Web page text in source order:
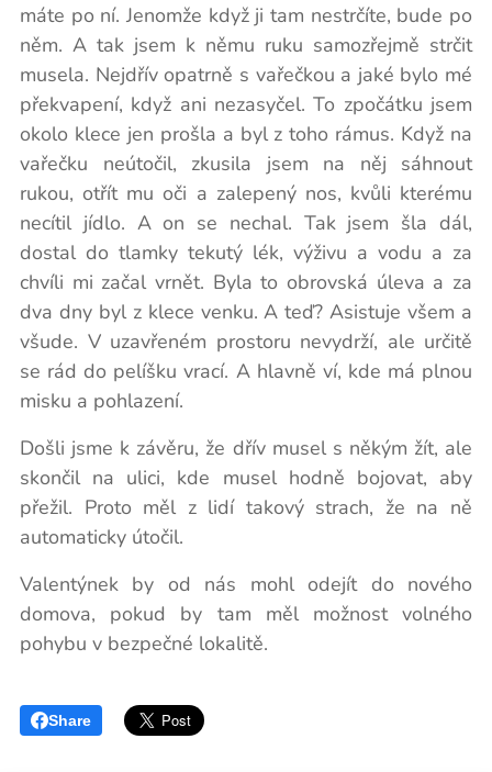
máte po ní. Jenomže když ji tam nestrčíte, bude po
něm. A tak jsem k němu ruku samozřejmě strčit
musela. Nejdřív opatrně s vařečkou a jaké bylo mé
překvapení, když ani nezasyčel. To zpočátku jsem
okolo klece jen prošla a byl z toho rámus. Když na
vařečku neútočil, zkusila jsem na něj sáhnout
rukou, otřít mu oči a zalepený nos, kvůli kterému
necítil jídlo. A on se nechal. Tak jsem šla dál,
dostal do tlamky tekutý lék, výživu a vodu a za
chvíli mi začal vrnět. Byla to obrovská úleva a za
dva dny byl z klece venku. A teď? Asistuje všem a
všude. V uzavřeném prostoru nevydrží, ale určitě
se rád do pelíšku vrací. A hlavně ví, kde má plnou
misku a pohlazení.
Došli jsme k závěru, že dřív musel s někým žít, ale
skončil na ulici, kde musel hodně bojovat, aby
přežil. Proto měl z lidí takový strach, že na ně
automaticky útočil.
Valentýnek by od nás mohl odejít do nového
domova, pokud by tam měl možnost volného
pohybu v bezpečné lokalitě.
Share